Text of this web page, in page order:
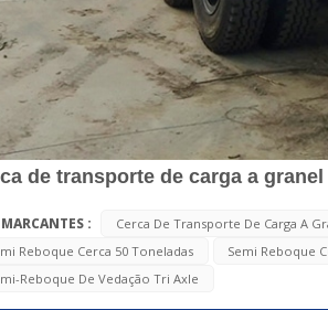
de transporte de carga a
: Cerca De Transporte De Carga A
Reboque Cerca 50 Toneladas
Semi Reboque
Reboque De Vedação Tri Axle